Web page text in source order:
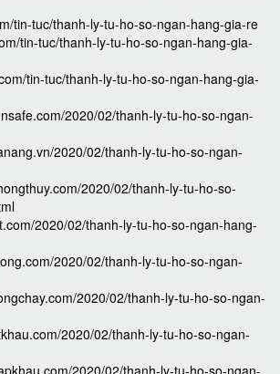
tin-tuc/thanh-ly-tu-ho-so-ngan-hang-gia-re
tin-tuc/thanh-ly-tu-ho-so-ngan-hang-gia-
tin-tuc/thanh-ly-tu-ho-so-ngan-hang-gia-
2020/02/thanh-ly-tu-ho-so-ngan-
2020/02/thanh-ly-tu-ho-so-ngan-
2020/02/thanh-ly-tu-ho-so-
2020/02/thanh-ly-tu-ho-so-ngan-hang-
2020/02/thanh-ly-tu-ho-so-ngan-
2020/02/thanh-ly-tu-ho-so-ngan-
2020/02/thanh-ly-tu-ho-so-ngan-
2020/02/thanh-ly-tu-ho-so-ngan-